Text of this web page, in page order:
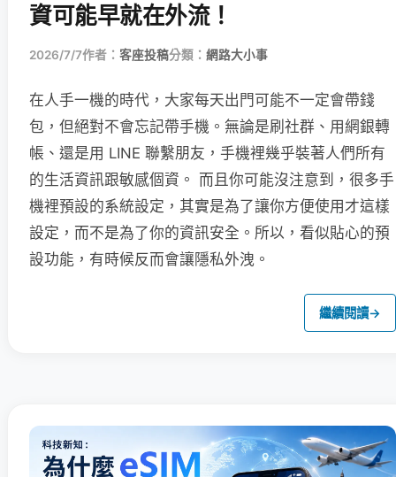
資可能早就在外流！
2026/7/7作者： 客座投稿分類： 網路大小事
在人手一機的時代，大家每天出門可能不一定會帶錢
包，但絕對不會忘記帶手機。無論是刷社群、用網銀轉
帳、還是用 LINE 聯繫朋友，手機裡幾乎裝著人們所有
的生活資訊跟敏感個資。 而且你可能沒注意到，很多手
機裡預設的系統設定，其實是為了讓你方便使用才這樣
設定，而不是為了你的資訊安全。所以，看似貼心的預
設功能，有時候反而會讓隱私外洩。
繼續閱讀→